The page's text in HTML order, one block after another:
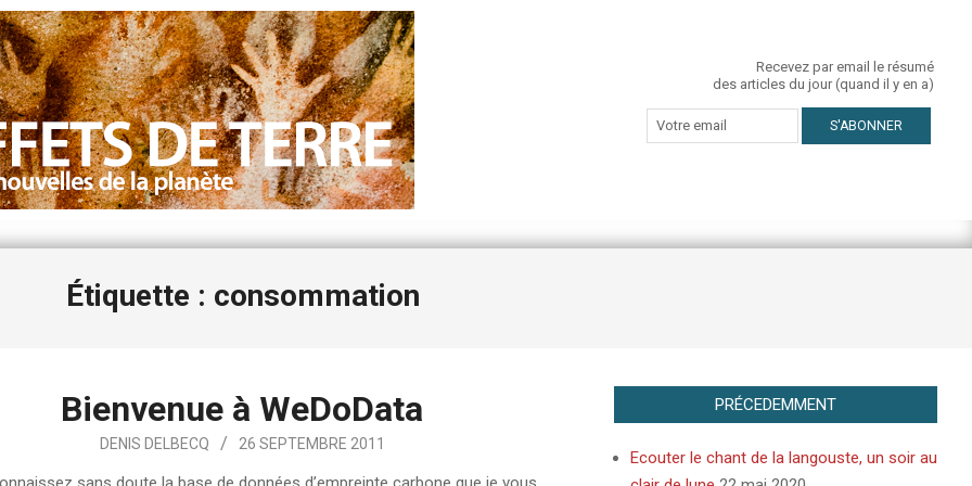
Recevez par email le résumé
des articles du jour (quand il y en a)
Étiquette : consommation
Bienvenue à WeDoData
DENIS DELBECQ 26 SEPTEMBRE 2011
PRÉCEDEMMENT
Ecouter le chant de la langouste, un soir au